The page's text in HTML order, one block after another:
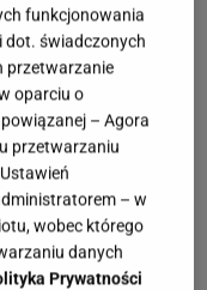
funkcjonowania
dot. świadczonych
przetwarzanie
oparciu o
– Agora
przetwarzaniu
– w
wobec którego
danych
Prywatności